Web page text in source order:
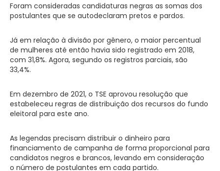
Foram consideradas candidaturas negras as somas dos
postulantes que se autodeclaram pretos e pardos.
Já em relação à divisão por gênero, o maior percentual
de mulheres até então havia sido registrado em 2018,
com 31,8%. Agora, segundo os registros parciais, são
33,4%.
Em dezembro de 2021, o TSE aprovou resolução que
estabeleceu regras de distribuição dos recursos do fundo
eleitoral para este ano.
As legendas precisam distribuir o dinheiro para
financiamento de campanha de forma proporcional para
candidatos negros e brancos, levando em consideração
o número de postulantes em cada partido.